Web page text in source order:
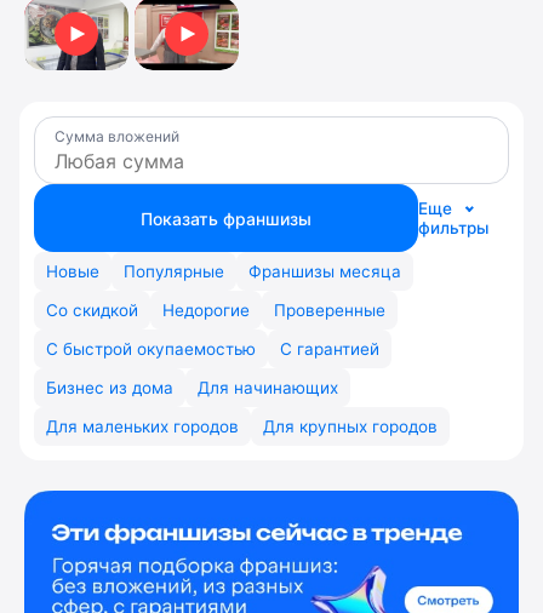
Отзыв о франшизеФраншиза Мясной Гурман. Видеоотзыв
Сумма вложений
Показать франшизы
Еще
фильтры
Новые Популярные
Франшизы месяца
Со скидкой
Недорогие
Проверенные
С быстрой окупаемостью
С гарантией
Бизнес из дома
Для начинающих
Для маленьких городов
Для крупных городов